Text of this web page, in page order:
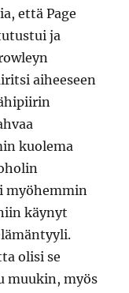
että Page
ja
aiheeseen
kuolema
myöhemmin
käynyt
olisi se
muukin, myös